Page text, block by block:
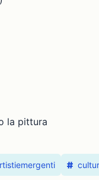
la pittura